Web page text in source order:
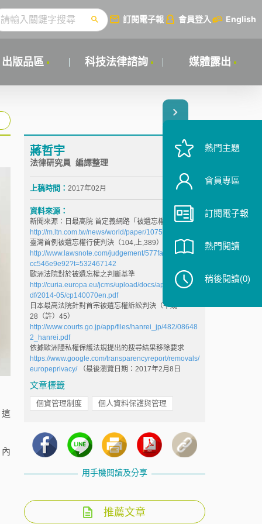
訂閱電子報 會員登入 English
出版品區 科技法律諮詢 媒體露出
蔣哲宇
法律研究員 編譯整理
上稿時間： 2017年02月
資料來源：
新聞來源：日最高院 首定義網路「被遺忘權」
http://m.ltn.com.tw/news/world/paper/1075022
臺灣首例被遺忘權行使判決（104,上,389）
http://www.lawsnote.com/judgement/577fab10c5e5fb
cc546e9e92?t=532467142
歐洲法院對於被遺忘權之判斷基準
http://curia.europa.eu/jcms/upload/docs/application/p
df/2014-05/cp140070en.pdf
日本最高法院針對首宗被遺忘權訴訟判決（平成
28（許）45）
http://www.courts.go.jp/app/files/hanrei_jp/482/08648
2_hanrei.pdf
依據歐洲隱私權保護法規提出的搜尋結果移除要求
https://www.google.com/transparencyreport/removals/
europeprivacy/（最後瀏覽日期：2017年2月8日
文章標籤
個資管理制度 個人資料保護與管理
用手機閱讀及分享
推薦文章
熱門主題
會員專區
訂閱電子報
熱門閱讀
稍後閱讀(0)